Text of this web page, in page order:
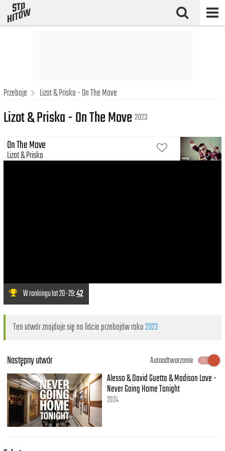
Przeboje Lizot & Priska - On The Move
Lizot & Priska - On The Move2023
On The Move
Lizot Priska
W rankingu lat 20-29:42
Ten utwór znajduje się na liście przebojów roku2023
Następny utwór
Autoodtwarzanie
Alesso & David Guetta & Madison Love -
Never Going Home Tonight
2024